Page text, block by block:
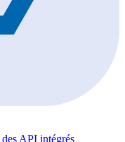
API intégrés